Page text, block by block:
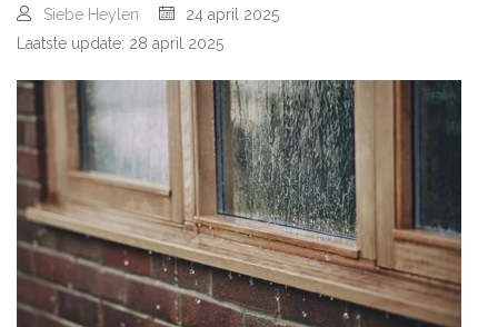
Siebe Heylen
24 april 2025
Laatste update: 28 april 2025